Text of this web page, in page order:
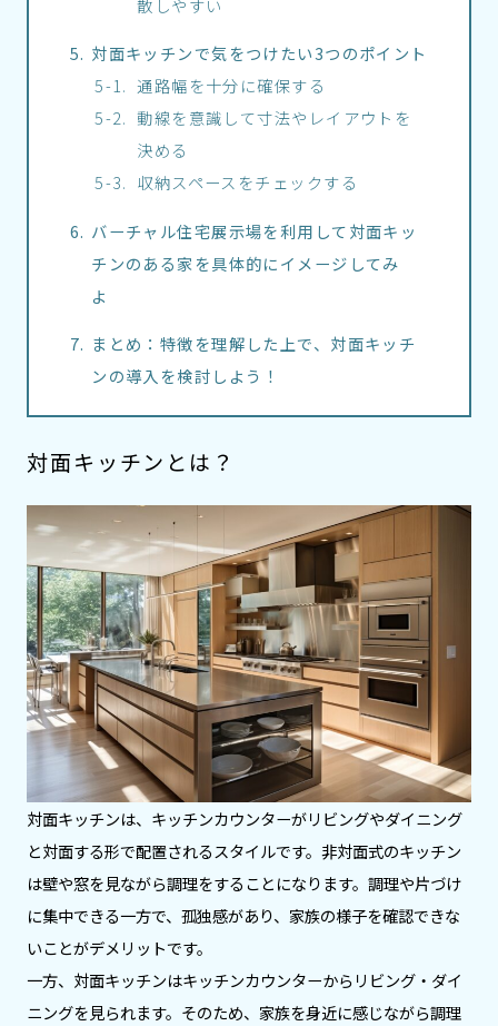
散しやすい
対面キッチンで気をつけたい3つのポイント
通路幅を十分に確保する
動線を意識して寸法やレイアウトを
決める
収納スペースをチェックする
バーチャル住宅展示場を利用して対面キッ
チンのある家を具体的にイメージしてみ
よ
まとめ：特徴を理解した上で、対面キッチ
ンの導入を検討しよう！
対面キッチンとは？
対面キッチンは、キッチンカウンターがリビングやダイニング
と対面する形で配置されるスタイルです。非対面式のキッチン
は壁や窓を見ながら調理をすることになります。調理や片づけ
に集中できる一方で、孤独感があり、家族の様子を確認できな
いことがデメリットです。
一方、対面キッチンはキッチンカウンターからリビング・ダイ
ニングを見られます。そのため、家族を身近に感じながら調理